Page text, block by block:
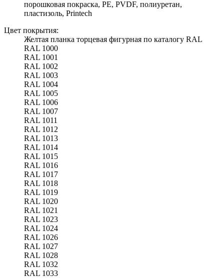
порошковая покраска, PE, PVDF, полиуретан,
пластизоль, Printech
Цвет покрытия:
Желтая планка торцевая фигурная по каталогу RAL
RAL 1000
RAL 1001
RAL 1002
RAL 1003
RAL 1004
RAL 1005
RAL 1006
RAL 1007
RAL 1011
RAL 1012
RAL 1013
RAL 1014
RAL 1015
RAL 1016
RAL 1017
RAL 1018
RAL 1019
RAL 1020
RAL 1021
RAL 1023
RAL 1024
RAL 1026
RAL 1027
RAL 1028
RAL 1032
RAL 1033